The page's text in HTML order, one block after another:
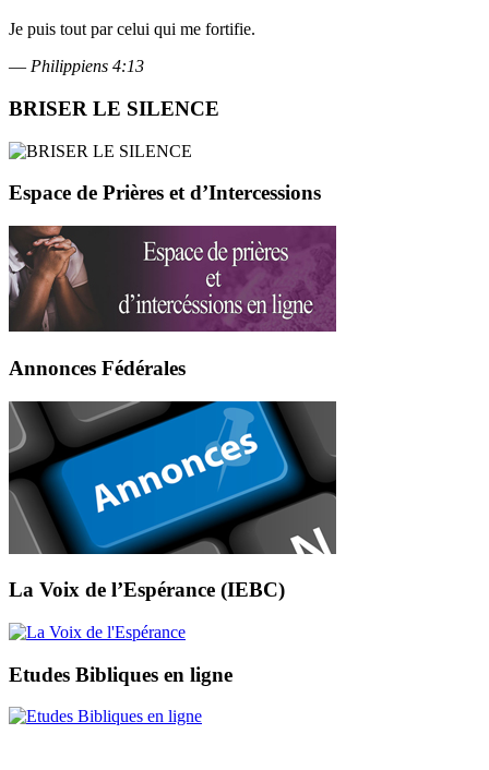
Je puis tout par celui qui me fortifie.
— Philippiens 4:13
BRISER LE SILENCE
Espace de Prières et d’Intercessions
Annonces Fédérales
La Voix de l’Espérance (IEBC)
Etudes Bibliques en ligne